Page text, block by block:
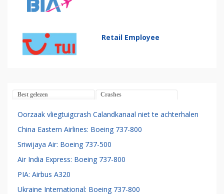
Retail Employee
Best gelezen Crashes
Oorzaak vliegtuigcrash Calandkanaal niet te achterhalen
China Eastern Airlines: Boeing 737-800
Sriwijaya Air: Boeing 737-500
Air India Express: Boeing 737-800
PIA: Airbus A320
Ukraine International: Boeing 737-800